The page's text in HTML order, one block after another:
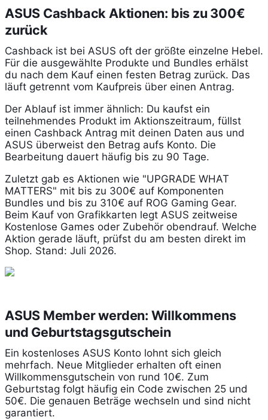
ASUS Cashback Aktionen: bis zu 300€
zurück
Cashback ist bei ASUS oft der größte einzelne Hebel.
Für die ausgewählte Produkte und Bundles erhälst
du nach dem Kauf einen festen Betrag zurück. Das
läuft getrennt vom Kaufpreis über einen Antrag.
Der Ablauf ist immer ähnlich: Du kaufst ein
teilnehmendes Produkt im Aktionszeitraum, füllst
einen Cashback Antrag mit deinen Daten aus und
ASUS überweist den Betrag aufs Konto. Die
Bearbeitung dauert häufig bis zu 90 Tage.
Zuletzt gab es Aktionen wie "UPGRADE WHAT
MATTERS" mit bis zu 300€ auf Komponenten
Bundles und bis zu 310€ auf ROG Gaming Gear.
Beim Kauf von Grafikkarten legt ASUS zeitweise
Kostenlose Games oder Zubehör obendrauf. Welche
Aktion gerade läuft, prüfst du am besten direkt im
Shop. Stand: Juli 2026.
ASUS Member werden: Willkommens
und Geburtstagsgutschein
Ein kostenloses ASUS Konto lohnt sich gleich
mehrfach. Neue Mitglieder erhalten oft einen
Willkommensgutschein von rund 10€. Zum
Geburtstag folgt häufig ein Code zwischen 25 und
50€. Die genauen Beträge wechseln und sind nicht
garantiert.